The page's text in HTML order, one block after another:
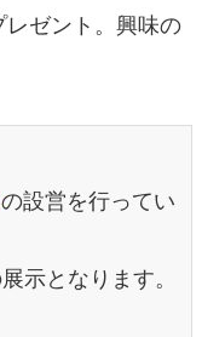
ゼント。興味の
の設営を行ってい
示となります。